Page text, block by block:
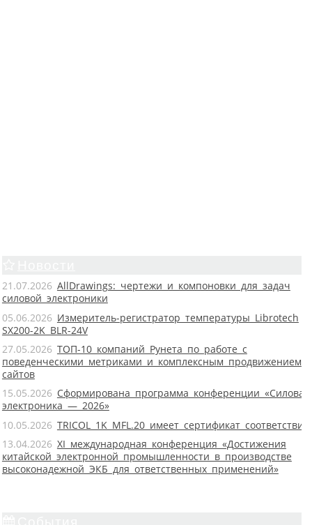
21.07.2026 AllDrawings: чертежи и компоновки для задач
силовой электроники
05.06.2026 Измеритель-регистратор температуры Librotech
SX200-2K BLR-24V
27.05.2026 ТОП-10 компаний Рунета по работе с
поведенческими метриками и комплексным продвижением
сайтов
15.05.2026 Сформирована программа конференции «Силовая
электроника — 2026»
10.05.2026 TRICOL 1K MFL.20 имеет сертификат соответствия
13.04.2026 XI международная конференция «Достижения
китайской электронной промышленности в производстве
высоконадежной ЭКБ для ответственных применений»